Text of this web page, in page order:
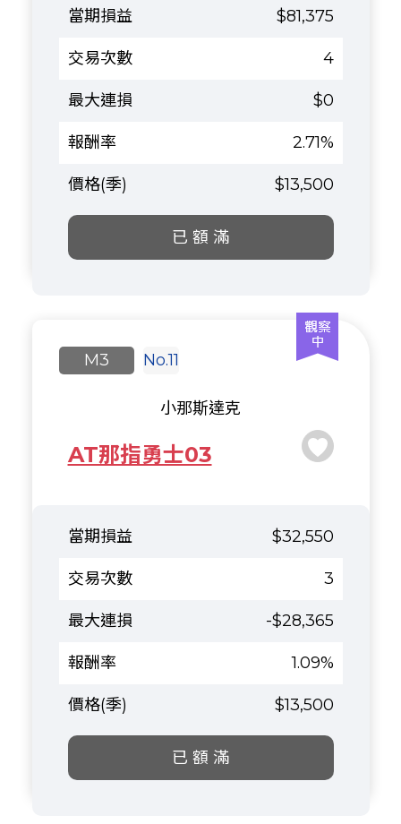
$81,375
4
$0
2.71%
$13,500
已 額 滿
No.11
AT那指勇士03
小那斯達克
M3
$32,550
3
-$28,365
1.09%
$13,500
已 額 滿